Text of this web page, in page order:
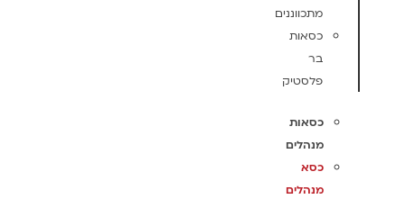
מתכווננים
כסאות
בר
פלסטיק
כסאות
מנהלים
כסא
מנהלים